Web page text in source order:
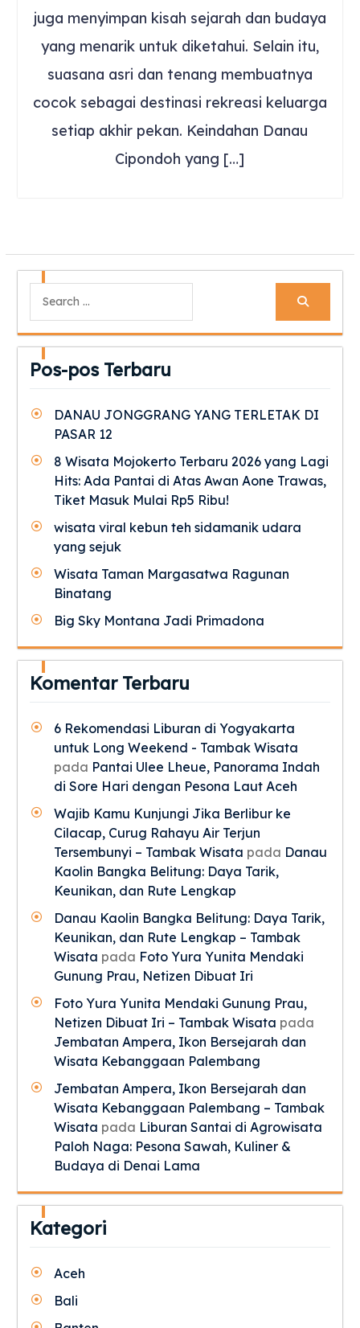
juga menyimpan kisah sejarah dan budaya
yang menarik untuk diketahui. Selain itu,
suasana asri dan tenang membuatnya
cocok sebagai destinasi rekreasi keluarga
setiap akhir pekan. Keindahan Danau
Cipondoh yang […]
for:
Pos-pos Terbaru
DANAU JONGGRANG YANG TERLETAK DI
PASAR 12
8 Wisata Mojokerto Terbaru 2026 yang Lagi
Hits: Ada Pantai di Atas Awan Aone Trawas,
Tiket Masuk Mulai Rp5 Ribu!
wisata viral kebun teh sidamanik udara
yang sejuk
Wisata Taman Margasatwa Ragunan
Binatang
Big Sky Montana Jadi Primadona
Komentar Terbaru
6 Rekomendasi Liburan di Yogyakarta
untuk Long Weekend - Tambak Wisata
pada Pantai Ulee Lheue, Panorama Indah
di Sore Hari dengan Pesona Laut Aceh
Wajib Kamu Kunjungi Jika Berlibur ke
Cilacap, Curug Rahayu Air Terjun
Tersembunyi – Tambak Wisata pada Danau
Kaolin Bangka Belitung: Daya Tarik,
Keunikan, dan Rute Lengkap
Danau Kaolin Bangka Belitung: Daya Tarik,
Keunikan, dan Rute Lengkap – Tambak
Wisata pada Foto Yura Yunita Mendaki
Gunung Prau, Netizen Dibuat Iri
Foto Yura Yunita Mendaki Gunung Prau,
Netizen Dibuat Iri – Tambak Wisata pada
Jembatan Ampera, Ikon Bersejarah dan
Wisata Kebanggaan Palembang
Jembatan Ampera, Ikon Bersejarah dan
Wisata Kebanggaan Palembang – Tambak
Wisata pada Liburan Santai di Agrowisata
Paloh Naga: Pesona Sawah, Kuliner &
Budaya di Denai Lama
Kategori
Aceh
Bali